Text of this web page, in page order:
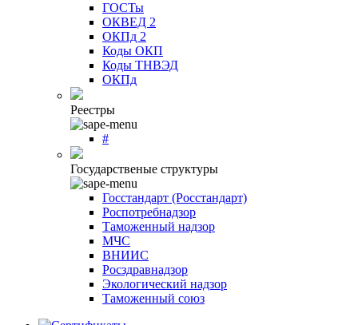
ГОСТы
ОКВЕД 2
ОКПд 2
Коды ОКП
Коды ТНВЭД
ОКПд
Реестры
#
Государственые структуры
Госстандарт (Росстандарт)
Роспотребнадзор
Таможенный надзор
МЧС
ВНИИС
Росздравнадзор
Экологический надзор
Таможенный союз